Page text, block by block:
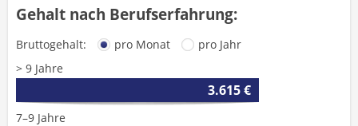
Gehalt nach Berufserfahrung:
Bruttogehalt: pro Monat
pro Jahr
> 9 Jahre
3.615 €
7–9 Jahre